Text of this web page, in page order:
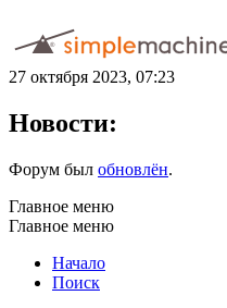
27 октября 2023, 07:23
Новости:
Форум был обновлён.
Главное меню
Главное меню
Начало
Поиск